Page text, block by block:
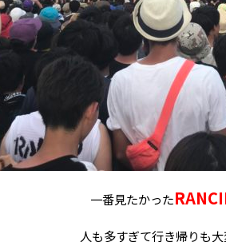
一番見たかった
人も多すぎて行き帰りも